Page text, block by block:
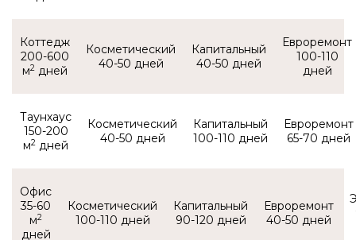
Коттедж
200-600
м2 40-50 40-50 100-110
Таунхаус
150-200
м2 40-50 100-110 65-70
Офис
35-60
м2 100-110 90-120 40-50